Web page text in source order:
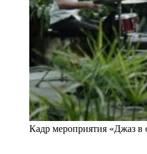
Кадр мероприятия «Джаз в